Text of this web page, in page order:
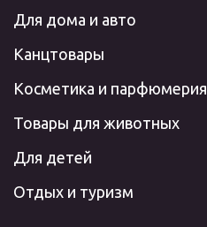
Для дома и авто
Канцтовары
Косметика и парфюмерия
Товары для животных
Для детей
Отдых и туризм